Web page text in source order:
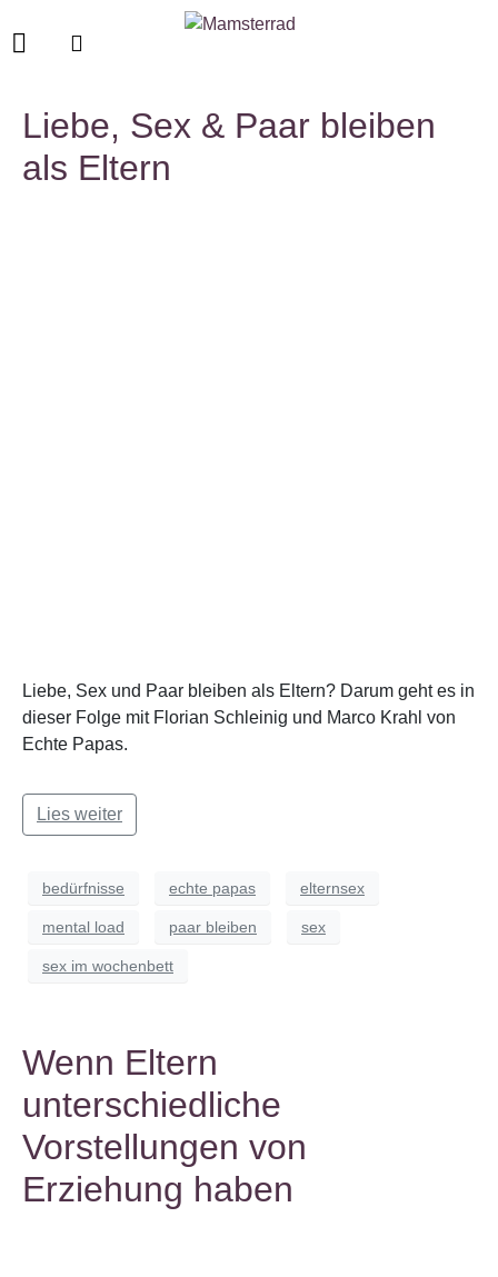
Liebe, Sex & Paar bleiben
als Eltern
Liebe, Sex und Paar bleiben als Eltern? Darum geht es in
dieser Folge mit Florian Schleinig und Marco Krahl von
Echte Papas.
Lies weiter
bedürfnisse echte papas elternsex
mental load paar bleiben sex
sex im wochenbett
Wenn Eltern
unterschiedliche
Vorstellungen von
Erziehung haben